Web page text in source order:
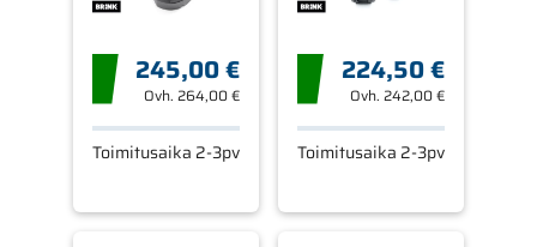
245,00 €
Ovh. 264,00 €
Toimitusaika 2-3pv
224,50 €
Ovh.242,00 €
Toimitusaika 2-3pv